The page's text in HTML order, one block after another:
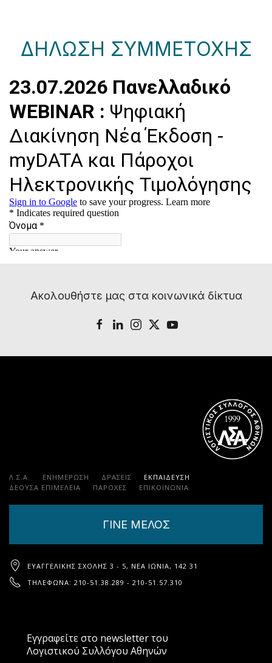
ΔΗΛΩΣΗ ΣΥΜΜΕΤΟΧΗΣ
Ακολουθήστε μας στα κοινωνικά δίκτυα
Λ.Σ.Α. ΕΝΗΜΕΡΩΣΗ ΔΡΑΣΕΙΣ
ΕΚΠΑΊΔΕΥΣΗ
ΔΕΟΥΣΑ ΕΠΙΜΕΛΕΙΑ
ΠΑΡΟΧΈΣ ΕΠΙΚΟΙΝΩΝΊΑ
ΓΙΝΕ ΜΕΛΟΣ
ΕΥΑΓΓΕΛΙΚΉΣ ΣΧΟΛΉΣ 3 - 5, ΝΈΑ ΙΩΝΊΑ, 142 31
ΤΗΛΈΦΩΝΑ: 210-51.38.289 - 210-51.57.310
Εγγραφείτε στο newsletter του
Λογιστικού Συλλόγου Αθηνών